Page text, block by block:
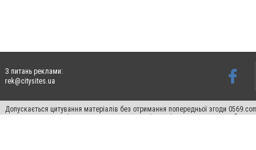
З питань реклами:
rek@citysites.ua
Допускається цитування матеріалів без отримання попередньої згоди
пошукових систем гіперпосилання на цитовані статті не нижче другого